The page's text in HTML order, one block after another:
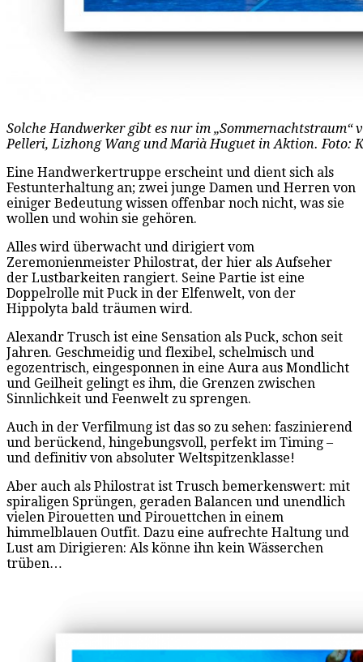
Solche Handwerker gibt es nur im „Sommernachtstraum“
Pelleri, Lizhong Wang und Marià Huguet in Aktion. Foto:
Eine Handwerkertruppe erscheint und dient sich als
Festunterhaltung an; zwei junge Damen und Herren von
einiger Bedeutung wissen offenbar noch nicht, was sie
wollen und wohin sie gehören.
Alles wird überwacht und dirigiert vom
Zeremonienmeister Philostrat, der hier als Aufseher
der Lustbarkeiten rangiert. Seine Partie ist eine
Doppelrolle mit Puck in der Elfenwelt, von der
Hippolyta bald träumen wird.
Alexandr Trusch ist eine Sensation als Puck, schon seit
Jahren. Geschmeidig und flexibel, schelmisch und
egozentrisch, eingesponnen in eine Aura aus Mondlicht
und Geilheit gelingt es ihm, die Grenzen zwischen
Sinnlichkeit und Feenwelt zu sprengen.
Auch in der Verfilmung ist das so zu sehen: faszinierend
und berückend, hingebungsvoll, perfekt im Timing –
und definitiv von absoluter Weltspitzenklasse!
Aber auch als Philostrat ist Trusch bemerkenswert: mit
spiraligen Sprüngen, geraden Balancen und unendlich
vielen Pirouetten und Pirouettchen in einem
himmelblauen Outfit. Dazu eine aufrechte Haltung und
Lust am Dirigieren: Als könne ihn kein Wässerchen
trüben…